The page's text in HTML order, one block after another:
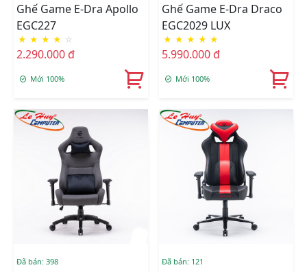
Ghế Game E-Dra Apollo
EGC227
★ ★ ★ ★ ☆
2.290.000 đ
Mới 100%
Ghế Game E-Dra Draco
EGC2029 LUX
★ ★ ★ ★ ★
5.990.000 đ
Mới 100%
Đã bán: 398 Đã bán: 121